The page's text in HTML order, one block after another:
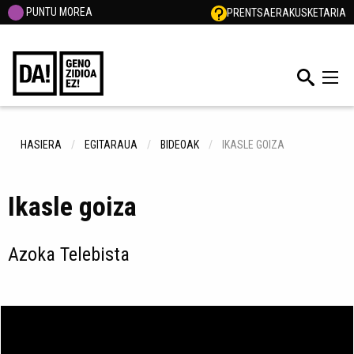
PUNTU MOREA PRENTSAERAKUSKETARIA
HASIERA EGITARAUA BIDEOAK IKASLE GOIZA
Ikasle goiza
Azoka Telebista